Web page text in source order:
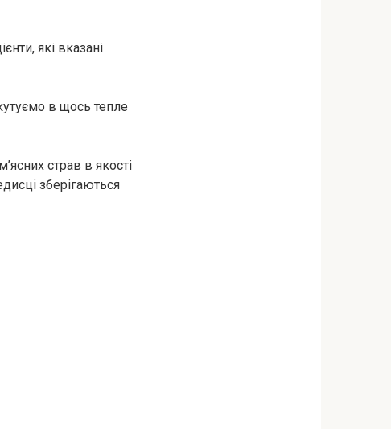
які вказані
в щось тепле
страв в якості
зберігаються